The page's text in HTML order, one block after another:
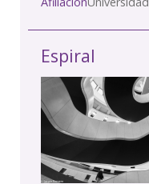
Espiral